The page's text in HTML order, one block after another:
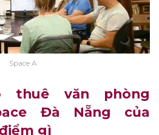
Space A
thuê văn phòng
Đà Nẵng của
gì